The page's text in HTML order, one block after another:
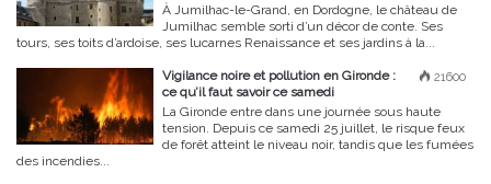
À Jumilhac-le-Grand, en Dordogne, le château de
Jumilhac semble sorti d’un décor de conte. Ses
tours, ses toits d’ardoise, ses lucarnes Renaissance et ses jardins à la...
21600
Vigilance noire et pollution en Gironde :
ce qu’il faut savoir ce samedi
La Gironde entre dans une journée sous haute
tension. Depuis ce samedi 25 juillet, le risque feux
de forêt atteint le niveau noir, tandis que les fumées
des incendies...